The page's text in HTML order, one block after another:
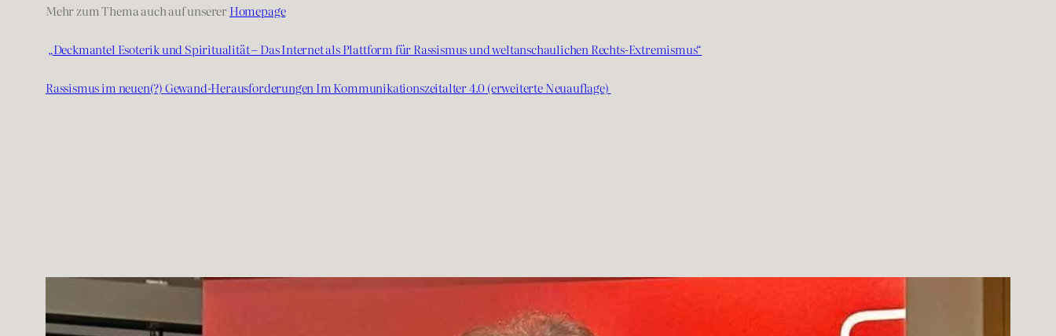
Mehr zum Thema auch auf unsererHomepage
„Deckmantel Esoterik und Spiritualität – Das Internet als Plattform für Rassismus und weltanschaulichen Rechts-Extremismus“
Rassismus im neuen(?) Gewand-Herausforderungen Im Kommunikationszeitalter 4.0 (erweiterte Neuauflage)